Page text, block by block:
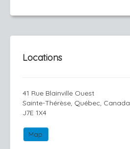
Locations
41 Rue Blainville Ouest
Sainte-Thérèse, Québec, Canada
J7E 1X4
Map